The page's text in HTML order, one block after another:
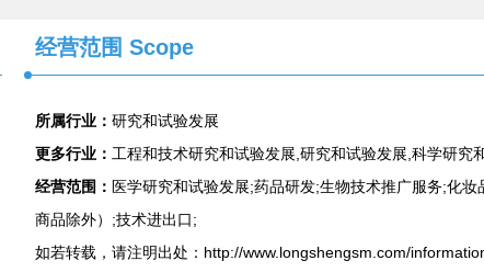
经营范围 Scope
所属行业： 研究和试验发展
更多行业： 工程和技术研究和试验发展,研究和试验发展,科学研究
经营范围： 医学研究和试验发展;药品研发;生物技术推广服务;化
商品除外）;技术进出口;
如若转载，请注明出处：http://www.longshengsm.com/